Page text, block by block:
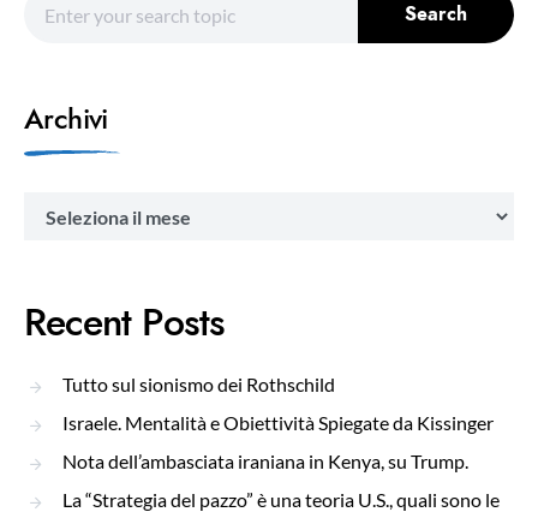
Search
Archivi
Recent Posts
Tutto sul sionismo dei Rothschild
Israele. Mentalità e Obiettività Spiegate da Kissinger
Nota dell’ambasciata iraniana in Kenya, su Trump.
La “Strategia del pazzo” è una teoria U.S., quali sono le